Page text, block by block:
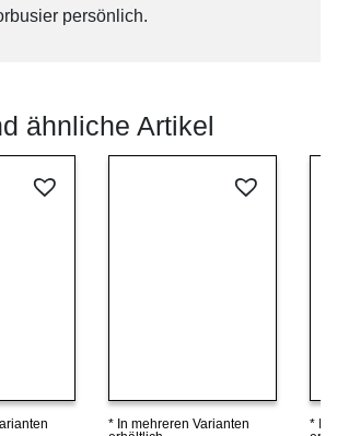
persönlich.
ähnliche Artikel
Details ansehen
* In mehreren Varianten
* In